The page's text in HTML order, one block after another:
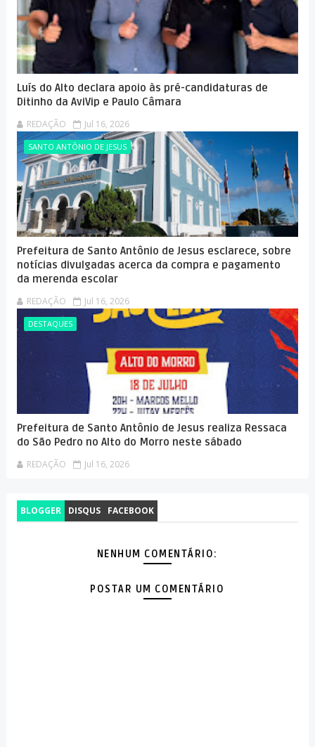
Luís do Alto declara apoio às pré-candidaturas de
Ditinho da AviVip e Paulo Câmara
REDAÇÃO Jul 16, 2026
SANTO ANTÔNIO DE JESUS
Prefeitura de Santo Antônio de Jesus esclarece, sobre
notícias divulgadas acerca da compra e pagamento
da merenda escolar
REDAÇÃO Jul 16, 2026
DESTAQUES
Prefeitura de Santo Antônio de Jesus realiza Ressaca
do São Pedro no Alto do Morro neste sábado
REDAÇÃO Jul 16, 2026
BLOGGER DISQUS FACEBOOK
NENHUM COMENTÁRIO:
POSTAR UM COMENTÁRIO